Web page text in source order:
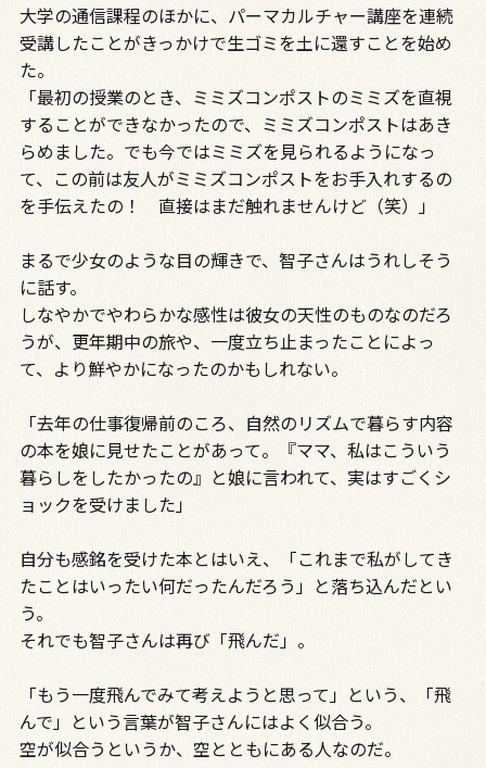
大学の通信課程のほかに、パーマカルチャー講座を連続
受講したことがきっかけで生ゴミを土に還すことを始め
た。
「最初の授業のとき、ミミズコンポストのミミズを直視
することができなかったので、ミミズコンポストはあき
らめました。でも今ではミミズを見られるようになっ
て、この前は友人がミミズコンポストをお手入れするの
を手伝えたの！ 直接はまだ触れませんけど（笑）」
まるで少女のような目の輝きで、智子さんはうれしそう
に話す。
しなやかでやわらかな感性は彼女の天性のものなのだろ
うが、更年期中の旅や、一度立ち止まったことによっ
て、より鮮やかになったのかもしれない。
「去年の仕事復帰前のころ、自然のリズムで暮らす内容
の本を娘に見せたことがあって。『ママ、私はこういう
暮らしをしたかったの』と娘に言われて、実はすごくシ
ョックを受けました」
自分も感銘を受けた本とはいえ、「これまで私がしてき
たことはいったい何だったんだろう」と落ち込んだとい
う。
それでも智子さんは再び「飛んだ」。
「もう一度飛んでみて考えようと思って」という、「飛
んで」という言葉が智子さんにはよく似合う。
空が似合うというか、空とともにある人なのだ。